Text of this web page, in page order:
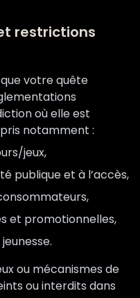
restrictions
votre quête
où elle est
notamment :
jeux,
publique et à l’accès,
et promotionnelles,
ou mécanismes de
ou interdits dans